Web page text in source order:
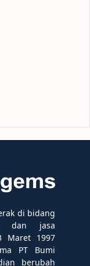
di bidang
dan jasa
Maret 1997
PT Bumi
berubah